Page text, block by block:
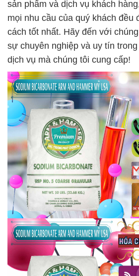
sản phẩm và dịch vụ khách
mọi nhu cầu của quý khách đều
cách tốt nhất. Hãy đến với
sự chuyên nghiệp và uy tín
dịch vụ mà chúng tôi cung cấp!